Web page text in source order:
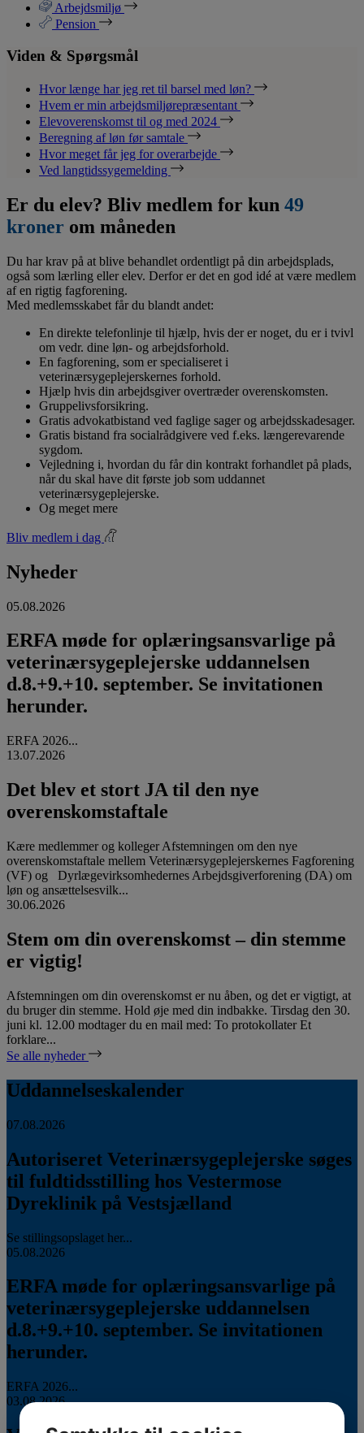
Arbejdsmiljø
Pension
Viden & Spørgsmål
Hvor længe har jeg ret til barsel med løn?
Hvem er min arbejdsmiljørepræsentant
Elevoverenskomst til og med 2024
Beregning af løn før samtale
Hvor meget får jeg for overarbejde
Ved langtidssygemelding
Er du elev? Bliv medlem for kun 49
kroner om måneden
Du har krav på at blive behandlet ordentligt på din arbejdsplads,
også som lærling eller elev. Derfor er det en god idé at være medlem
af en rigtig fagforening.
Med medlemsskabet får du blandt andet:
En direkte telefonlinje til hjælp, hvis der er noget, du er i tvivl
om vedr. dine løn- og arbejdsforhold.
En fagforening, som er specialiseret i
veterinærsygeplejerskernes forhold.
Hjælp hvis din arbejdsgiver overtræder overenskomsten.
Gruppelivsforsikring.
Gratis advokatbistand ved faglige sager og arbejdsskadesager.
Gratis bistand fra socialrådgivere ved f.eks. længerevarende
sygdom.
Vejledning i, hvordan du får din kontrakt forhandlet på plads,
når du skal have dit første job som uddannet
veterinærsygeplejerske.
Og meget mere
Bliv medlem i dag
Nyheder
05.08.2026
ERFA møde for oplæringsansvarlige på
veterinærsygeplejerske uddannelsen
d.8.+9.+10. september. Se invitationen
herunder.
ERFA 2026...
13.07.2026
Det blev et stort JA til den nye
overenskomstaftale
Kære medlemmer og kolleger Afstemningen om den nye
overenskomstaftale mellem Veterinærsygeplejerskernes Fagforening
(VF) og Dyrlægevirksomhedernes Arbejdsgiverforening (DA) om
løn og ansættelsesvilk...
30.06.2026
Stem om din overenskomst – din stemme
er vigtig!
Afstemningen om din overenskomst er nu åben, og det er vigtigt, at
du bruger din stemme. Hold øje med din indbakke. Tirsdag den 30.
juni kl. 12.00 modtager du en mail med: To protokollater Et
forklare...
Se alle nyheder
Uddannelseskalender
07.08.2026
Autoriseret Veterinærsygeplejerske søges
til fuldtidsstilling hos Vestermose
Dyreklinik på Vestsjælland
Se stillingsopslaget her...
05.08.2026
ERFA møde for oplæringsansvarlige på
veterinærsygeplejerske uddannelsen
d.8.+9.+10. september. Se invitationen
herunder.
ERFA 2026...
03.08.2026